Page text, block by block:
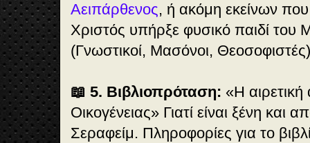
Αειπάρθενος, ή ακόμη εκείνων
Χριστός υπήρξε φυσικό παιδί
(Γνωστικοί, Μασόνοι,
📖 5. Βιβλιοπρόταση: «Η αιρετική
Οικογένειας» Γιατί είναι ξένη
Σεραφείμ. Πληροφορίες για το